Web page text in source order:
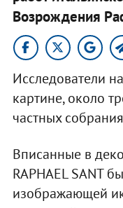
Возрождения
Исследователи
картине, около
частных
Вписанные в
RAPHAEL SANT
изображающей